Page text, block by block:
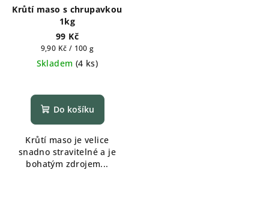
Krůtí maso s chrupavkou
1kg
99 Kč
Měrná
cena:
9,90 Kč / 100 g
Skladem (4 ks)
hodnocení
produktu
z
5
hvězdiček.
Do košíku
Krůtí maso je velice
snadno stravitelné a je
bohatým zdrojem...